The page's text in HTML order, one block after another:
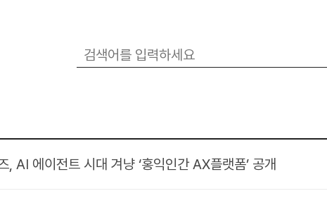
, AI 에이전트 시대 겨냥 ‘홍익인간 AX플랫폼’ 공개